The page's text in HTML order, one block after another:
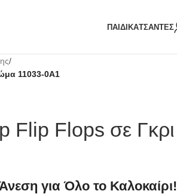
ΠΑΙΔΙΚΑΤΣΑΝΤΕΣ
/
11033-0A1
Flip Flops σε Γκρι
για Όλο το Καλοκαίρι!